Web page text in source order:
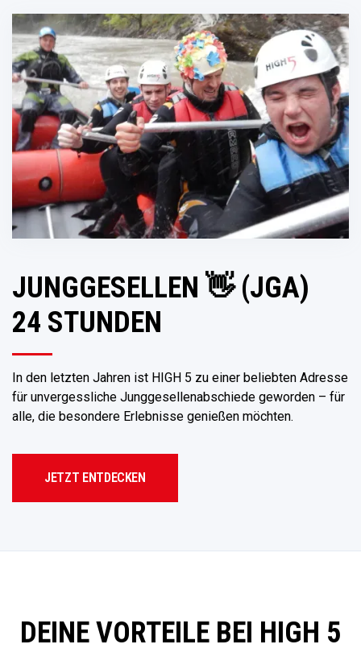
JUNGGESELLEN 👋 (JGA)
24 STUNDEN
In den letzten Jahren ist HIGH 5 zu einer beliebten Adresse
für unvergessliche Junggesellenabschiede geworden – für
alle, die besondere Erlebnisse genießen möchten.
JETZT ENTDECKEN
DEINE VORTEILE BEI HIGH 5